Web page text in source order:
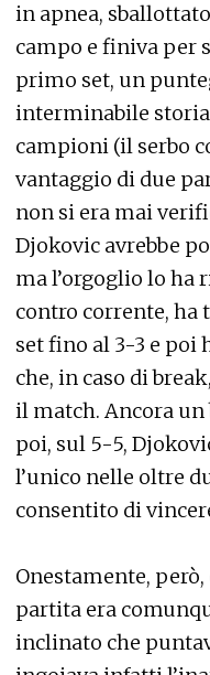
in apnea,
campo e finiva per
primo set, un
interminabile
campioni (il serbo
vantaggio di due
non si era mai
Djokovic avrebbe
ma l’orgoglio lo ha
contro corrente, ha
set fino al 3-3 e poi
che, in caso di
il match. Ancora un
poi, sul 5-5,
l’unico nelle oltre
consentito di
Onestamente,
partita era
inclinato che